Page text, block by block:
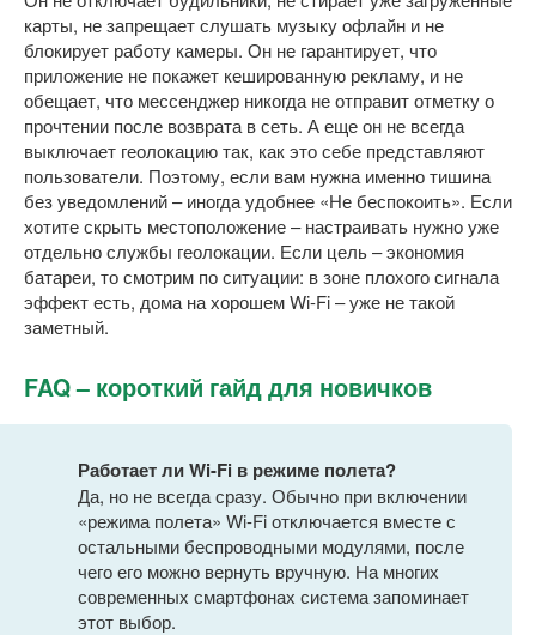
карты, не запрещает слушать музыку офлайн и не
блокирует работу камеры. Он не гарантирует, что
приложение не покажет кешированную рекламу, и не
обещает, что мессенджер никогда не отправит отметку о
прочтении после возврата в сеть. А еще он не всегда
выключает геолокацию так, как это себе представляют
пользователи. Поэтому, если вам нужна именно тишина
без уведомлений – иногда удобнее «Не беспокоить». Если
хотите скрыть местоположение – настраивать нужно уже
отдельно службы геолокации. Если цель – экономия
батареи, то смотрим по ситуации: в зоне плохого сигнала
эффект есть, дома на хорошем Wi-Fi – уже не такой
заметный.
FAQ – короткий гайд для новичков
Работает ли Wi-Fi в режиме полета?
Да, но не всегда сразу. Обычно при включении
«режима полета» Wi-Fi отключается вместе с
остальными беспроводными модулями, после
чего его можно вернуть вручную. На многих
современных смартфонах система запоминает
этот выбор.